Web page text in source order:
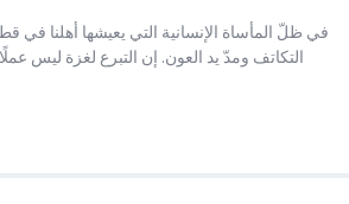
في ظلّ المأساة الإنسانية التي يعيشها أهلنا في
التكاتف ومدّ يد العون. إن التبرع لغزة ليس